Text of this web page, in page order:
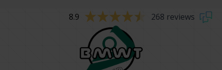
8.9 268 reviews